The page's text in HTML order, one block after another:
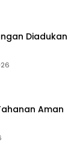
Diadukan
Aman